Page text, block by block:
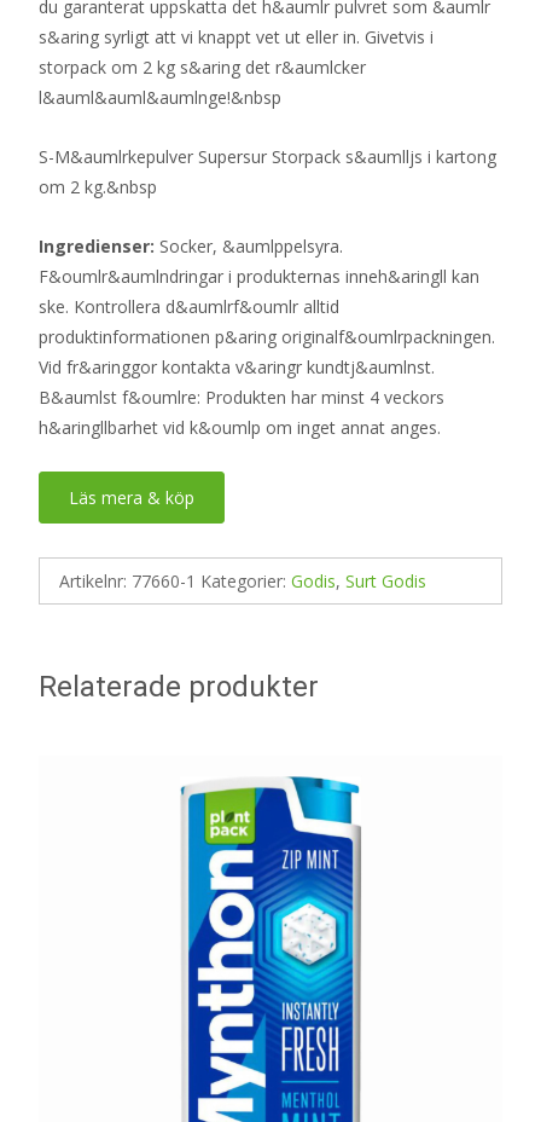
du garanterat uppskatta det h&aumlr pulvret som &aumlr
s&aring syrligt att vi knappt vet ut eller in. Givetvis i
storpack om 2 kg s&aring det r&aumlcker
l&auml&auml&aumlnge!&nbsp
S-M&aumlrkepulver Supersur Storpack s&aumlljs i kartong
om 2 kg.&nbsp
Ingredienser: Socker, &aumlppelsyra.
F&oumlr&aumlndringar i produkternas inneh&aringll kan
ske. Kontrollera d&aumlrf&oumlr alltid
produktinformationen p&aring originalf&oumlrpackningen.
Vid fr&aringgor kontakta v&aringr kundtj&aumlnst.
B&aumlst f&oumlre: Produkten har minst 4 veckors
h&aringllbarhet vid k&oumlp om inget annat anges.
Läs mera & köp
Artikelnr: 77660-1 Kategorier: Godis, Surt Godis
Relaterade produkter